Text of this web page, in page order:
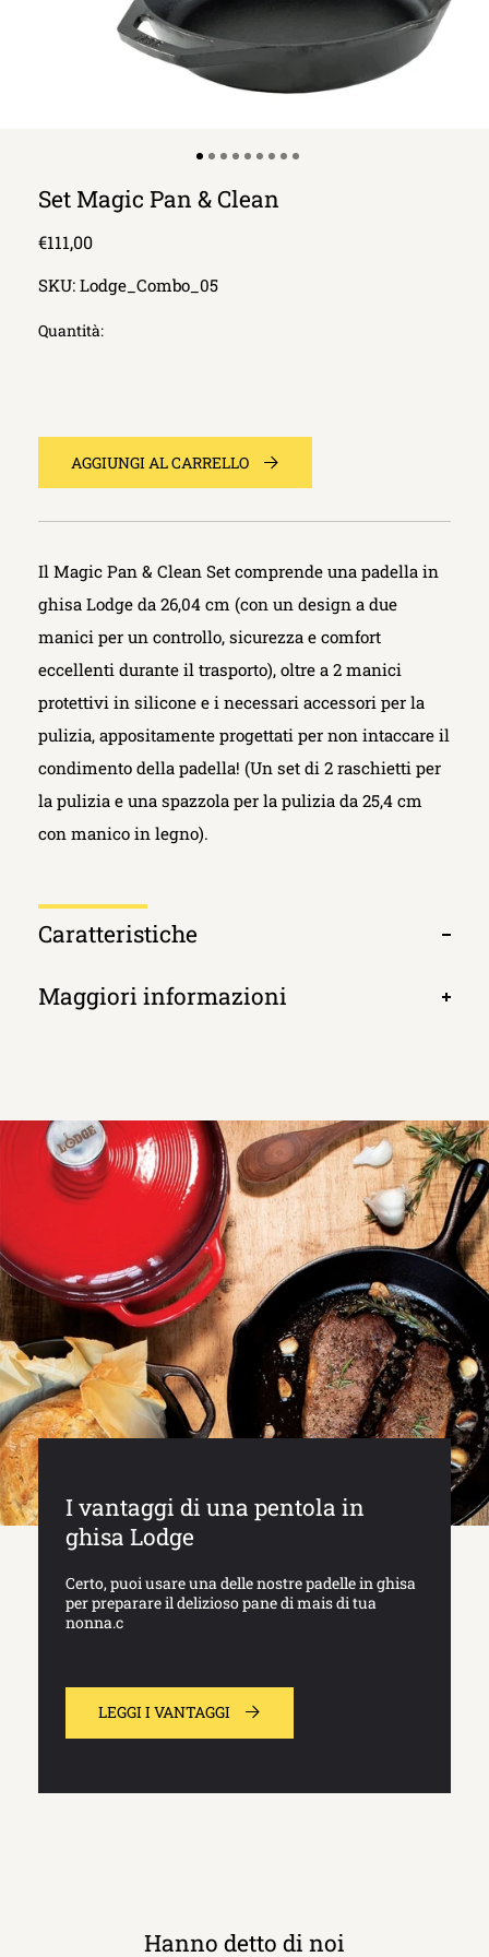
Set Magic Pan & Clean
Prezzo
listino
€111,00
SKU: Lodge_Combo_05
Quantità:
AGGIUNGI AL CARRELLO
Il Magic Pan & Clean Set comprende una padella in
ghisa Lodge da 26,04 cm (con un design a due
manici per un controllo, sicurezza e comfort
eccellenti durante il trasporto), oltre a 2 manici
protettivi in ​​silicone e i necessari accessori per la
pulizia, appositamente progettati per non intaccare il
condimento della padella! (Un set di 2 raschietti per
la pulizia e una spazzola per la pulizia da 25,4 cm
con manico in legno).
Caratteristiche
Apri
Maggiori informazioni
Apri
I vantaggi di una pentola in
ghisa Lodge
Certo, puoi usare una delle nostre padelle in ghisa
per preparare il delizioso pane di mais di tua
nonna.c
LEGGI I VANTAGGI
Hanno detto di noi